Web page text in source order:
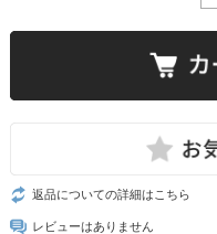
返品についての詳細はこちら
レビューはありません